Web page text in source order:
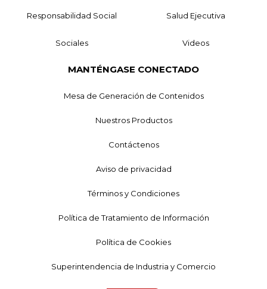
Responsabilidad Social Salud Ejecutiva
Sociales Videos
MANTÉNGASE CONECTADO
Mesa de Generación de Contenidos
Nuestros Productos
Contáctenos
Aviso de privacidad
Términos y Condiciones
Política de Tratamiento de Información
Política de Cookies
Superintendencia de Industria y Comercio